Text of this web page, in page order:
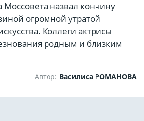
Моссовета назвал кончину
огромной утратой
Коллеги актрисы
родным и близким
Автор: Василиса РОМАНОВА